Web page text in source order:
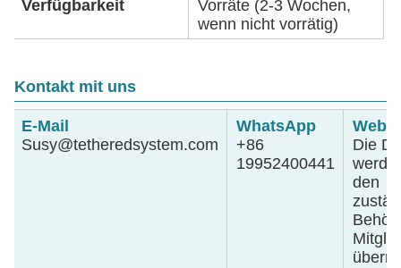
Verfügbarkeit
Vorräte (2-3 Wochen,
wenn nicht vorrätig)
Kontakt mit uns
E-Mail
Susy@tetheredsystem.com
WhatsApp
+86
19952400441
Die
den